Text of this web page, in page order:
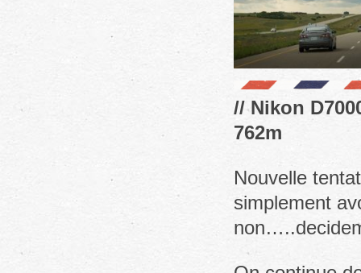
// Nikon
762m
Nouvelle
simplement